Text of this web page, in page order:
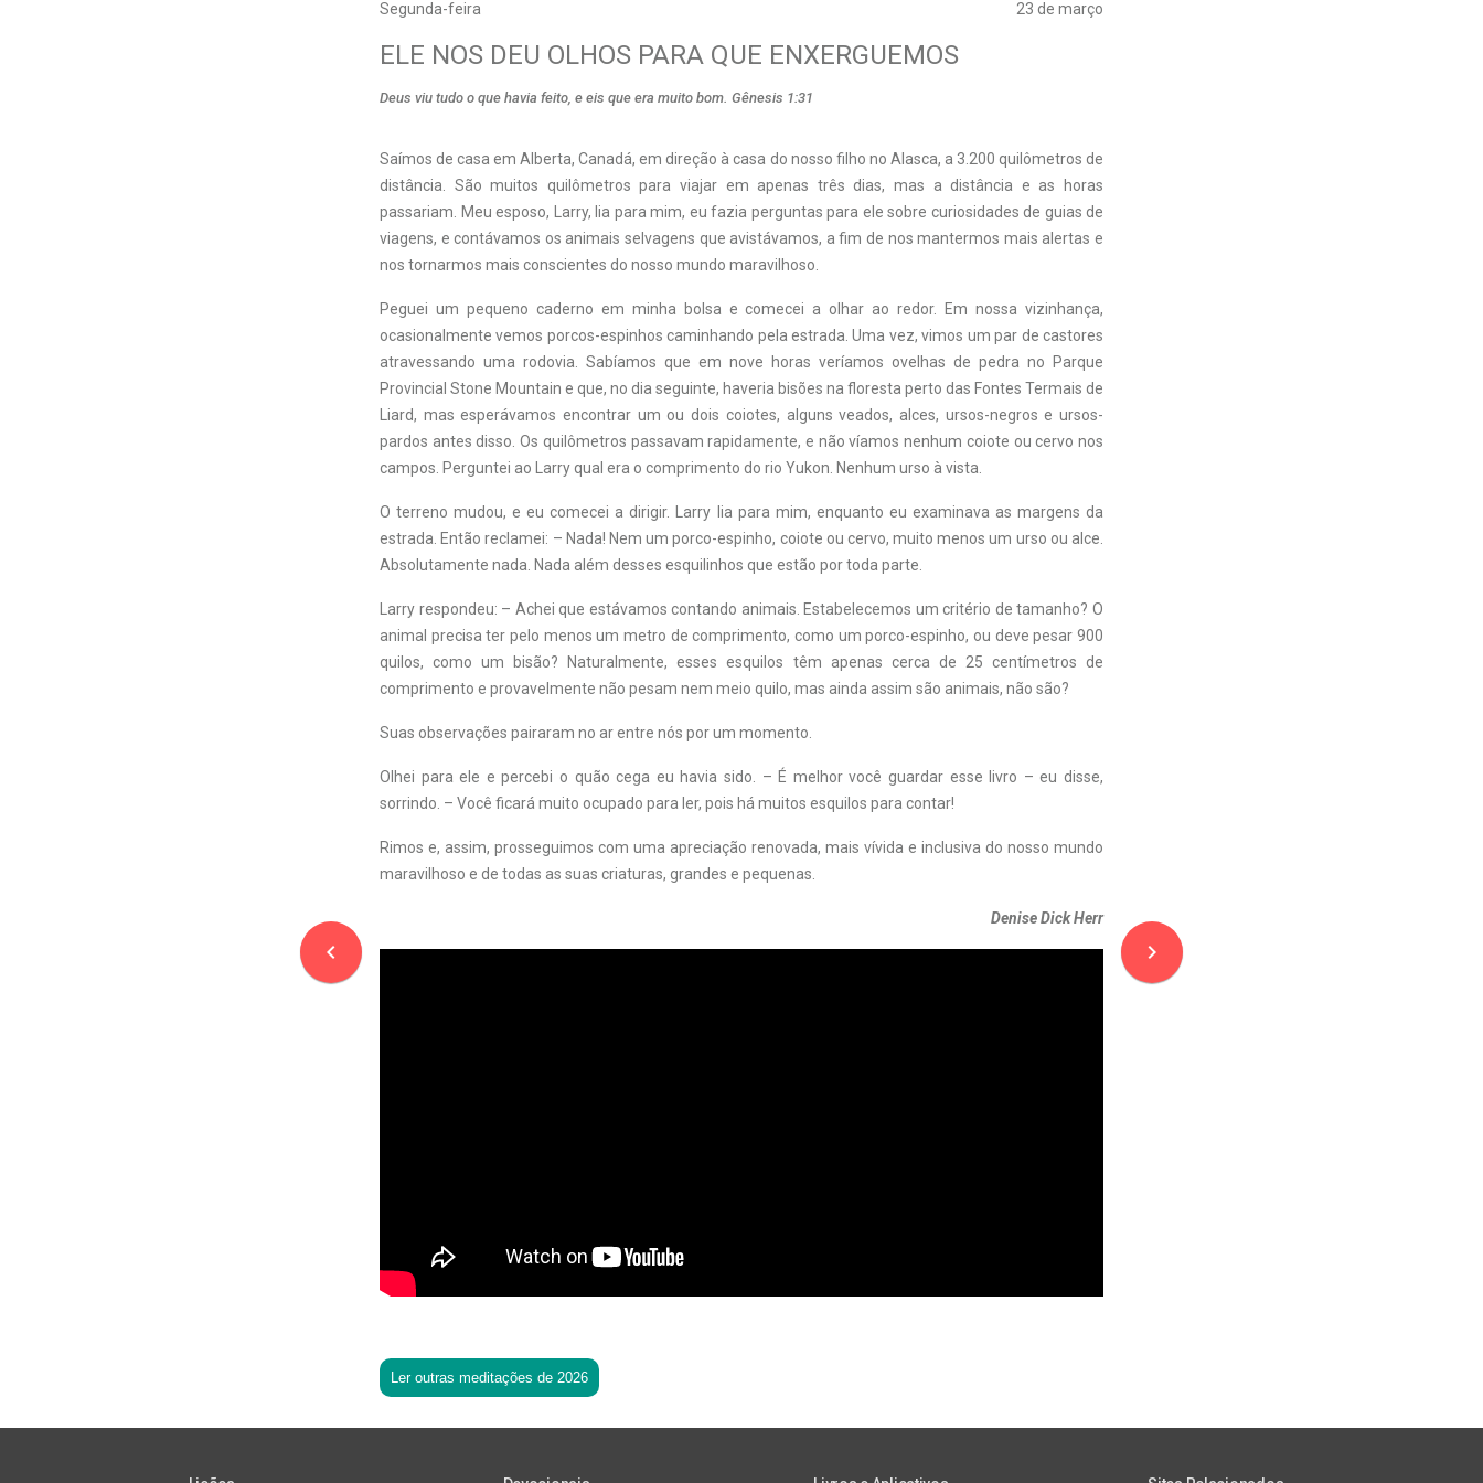
Segunda-feira 23 de março
navigate_before
ELE NOS DEU OLHOS PARA QUE ENXERGUEMOS
Deus viu tudo o que havia feito, e eis que era muito bom. Gênesis 1:31
Saímos de casa em Alberta, Canadá, em direção à casa do nosso filho no Alasca, a 3.200 quilômetros de
distância. São muitos quilômetros para viajar em apenas três dias, mas a distância e as horas
passariam. Meu esposo, Larry, lia para mim, eu fazia perguntas para ele sobre curiosidades de guias de
viagens, e contávamos os animais selvagens que avistávamos, a fim de nos mantermos mais alertas e
nos tornarmos mais conscientes do nosso mundo maravilhoso.
Peguei um pequeno caderno em minha bolsa e comecei a olhar ao redor. Em nossa vizinhança,
ocasionalmente vemos porcos-espinhos caminhando pela estrada. Uma vez, vimos um par de castores
atravessando uma rodovia. Sabíamos que em nove horas veríamos ovelhas de pedra no Parque
Provincial Stone Mountain e que, no dia seguinte, haveria bisões na floresta perto das Fontes Termais de
Liard, mas esperávamos encontrar um ou dois coiotes, alguns veados, alces, ursos-negros e ursos-
pardos antes disso. Os quilômetros passavam rapidamente, e não víamos nenhum coiote ou cervo nos
campos. Perguntei ao Larry qual era o comprimento do rio Yukon. Nenhum urso à vista.
O terreno mudou, e eu comecei a dirigir. Larry lia para mim, enquanto eu examinava as margens da
estrada. Então reclamei: – Nada! Nem um porco-espinho, coiote ou cervo, muito menos um urso ou alce.
Absolutamente nada. Nada além desses esquilinhos que estão por toda parte.
Larry respondeu: – Achei que estávamos contando animais. Estabelecemos um critério de tamanho? O
animal precisa ter pelo menos um metro de comprimento, como um porco-espinho, ou deve pesar 900
quilos, como um bisão? Naturalmente, esses esquilos têm apenas cerca de 25 centímetros de
comprimento e provavelmente não pesam nem meio quilo, mas ainda assim são animais, não são?
Suas observações pairaram no ar entre nós por um momento.
Olhei para ele e percebi o quão cega eu havia sido. – É melhor você guardar esse livro – eu disse,
sorrindo. – Você ficará muito ocupado para ler, pois há muitos esquilos para contar!
Rimos e, assim, prosseguimos com uma apreciação renovada, mais vívida e inclusiva do nosso mundo
maravilhoso e de todas as suas criaturas, grandes e pequenas.
Denise Dick Herr
Ler outras meditações de 2026
navigate_next